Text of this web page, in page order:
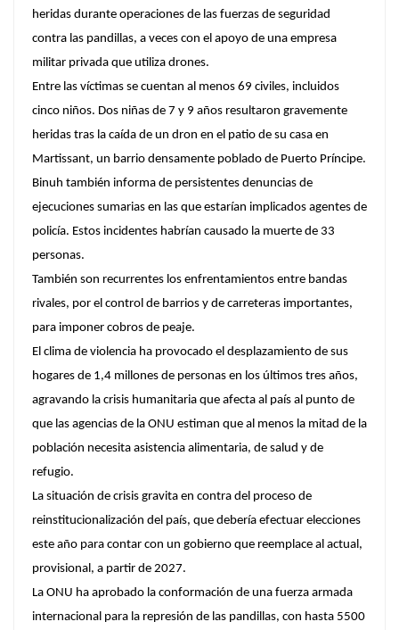
heridas durante operaciones de las fuerzas de seguridad
contra las pandillas, a veces con el apoyo de una empresa
militar privada que utiliza drones.
Entre las víctimas se cuentan al menos 69 civiles, incluidos
cinco niños. Dos niñas de 7 y 9 años resultaron gravemente
heridas tras la caída de un dron en el patio de su casa en
Martissant, un barrio densamente poblado de Puerto Príncipe.
Binuh también informa de persistentes denuncias de
ejecuciones sumarias en las que estarían implicados agentes de
policía. Estos incidentes habrían causado la muerte de 33
personas.
También son recurrentes los enfrentamientos entre bandas
rivales, por el control de barrios y de carreteras importantes,
para imponer cobros de peaje.
El clima de violencia ha provocado el desplazamiento de sus
hogares de 1,4 millones de personas en los últimos tres años,
agravando la crisis humanitaria que afecta al país al punto de
que las agencias de la ONU estiman que al menos la mitad de la
población necesita asistencia alimentaria, de salud y de
refugio.
La situación de crisis gravita en contra del proceso de
reinstitucionalización del país, que debería efectuar elecciones
este año para contar con un gobierno que reemplace al actual,
provisional, a partir de 2027.
La ONU ha aprobado la conformación de una fuerza armada
internacional para la represión de las pandillas, con hasta 5500